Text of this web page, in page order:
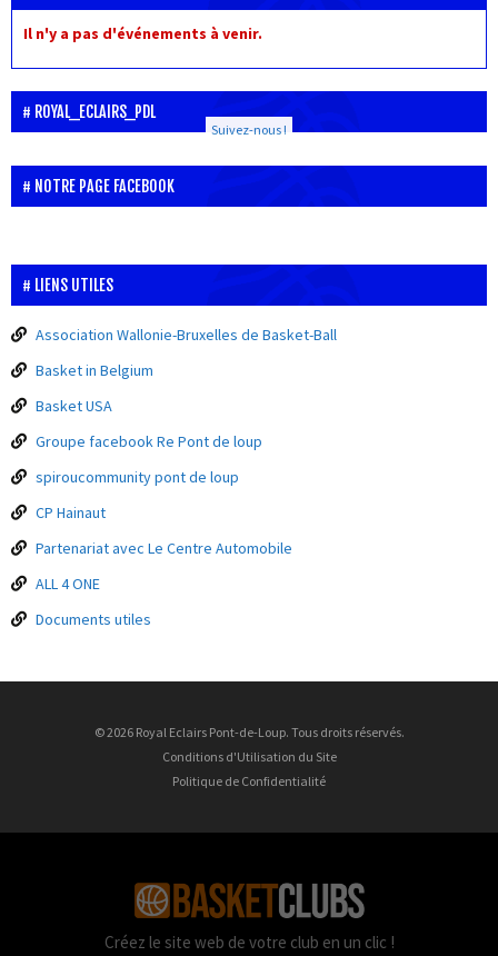
Il n'y a pas d'événements à venir.
ROYAL_ECLAIRS_PDL
Suivez-nous !
NOTRE PAGE FACEBOOK
LIENS UTILES
Association Wallonie-Bruxelles de Basket-Ball
Basket in Belgium
Basket USA
Groupe facebook Re Pont de loup
spiroucommunity pont de loup
CP Hainaut
Partenariat avec Le Centre Automobile
ALL 4 ONE
Documents utiles
© 2026 Royal Eclairs Pont-de-Loup. Tous droits réservés.
Conditions d'Utilisation du Site
Politique de Confidentialité
Créez le site web de votre club en un clic !